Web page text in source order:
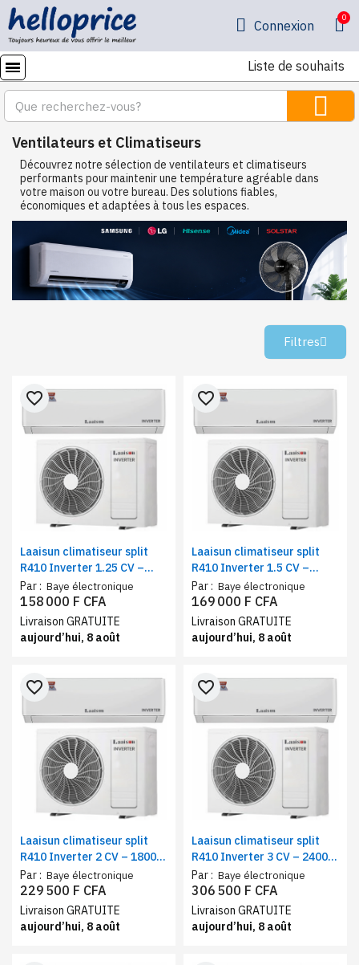
Connexion
Liste de souhaits
Ventilateurs et Climatiseurs
Découvrez notre sélection de ventilateurs et climatiseurs
performants pour maintenir une température agréable dans
votre maison ou votre bureau. Des solutions fiables,
économiques et adaptées à tous les espaces.
Filtres
Laaisun climatiseur split
R410 Inverter 1.25 CV –
9000 BTU, Blanc – A+++
Par : Baye électronique
favorite_border
158 000 F CFA
Livraison GRATUITE
aujourd’hui, 8 août
Laaisun climatiseur split
R410 Inverter 1.5 CV –
12000 BTU, Blanc – A+++
Par : Baye électronique
favorite_border
169 000 F CFA
Livraison GRATUITE
aujourd’hui, 8 août
Laaisun climatiseur split
R410 Inverter 2 CV – 18000
BTU, Blanc – A+++
Par : Baye électronique
favorite_border
229 500 F CFA
Livraison GRATUITE
aujourd’hui, 8 août
Laaisun climatiseur split
R410 Inverter 3 CV – 24000
BTU, Blanc – A+++
Par : Baye électronique
favorite_border
306 500 F CFA
Livraison GRATUITE
aujourd’hui, 8 août